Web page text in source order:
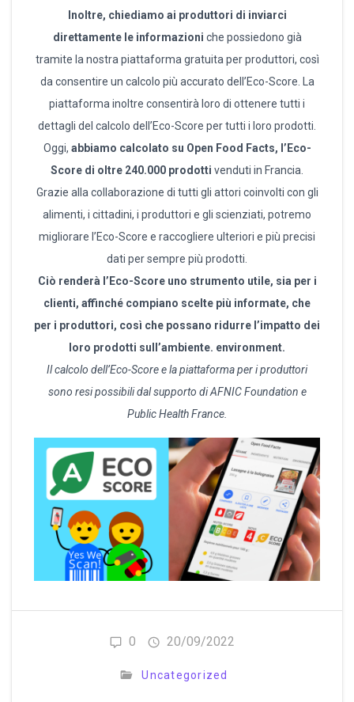
Inoltre, chiediamo ai produttori di inviarci
direttamente le informazioni che possiedono già
tramite la nostra piattaforma gratuita per produttori, così
da consentire un calcolo più accurato dell’Eco-Score. La
piattaforma inoltre consentirà loro di ottenere tutti i
dettagli del calcolo dell’Eco-Score per tutti i loro prodotti.
Oggi, abbiamo calcolato su Open Food Facts, l’Eco-
Score di oltre 240.000 prodotti venduti in Francia.
Grazie alla collaborazione di tutti gli attori coinvolti con gli
alimenti, i cittadini, i produttori e gli scienziati, potremo
migliorare l’Eco-Score e raccogliere ulteriori e più precisi
dati per sempre più prodotti.
Ciò renderà l’Eco-Score uno strumento utile, sia per i
clienti, affinché compiano scelte più informate, che
per i produttori, così che possano ridurre l’impatto dei
loro prodotti sull’ambiente. environment.
Il calcolo dell’Eco-Score e la piattaforma per i produttori
sono resi possibili dal supporto di AFNIC Foundation e
Public Health France.
0 20/09/2022
Uncategorized